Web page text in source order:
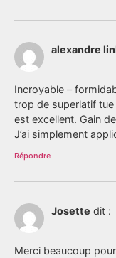
alexandre
Incroyable –
trop de superlatif tue
est excellent. Gain
J’ai simplement
Répondre
Josette dit :
Merci beaucoup